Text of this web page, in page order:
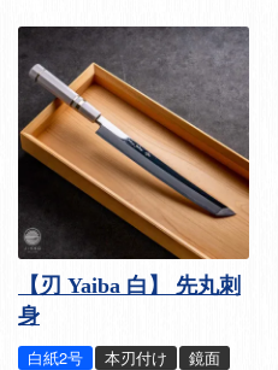
【刃 Yaiba 白】 先丸刺
身
白紙2号 本刃付け
鏡面